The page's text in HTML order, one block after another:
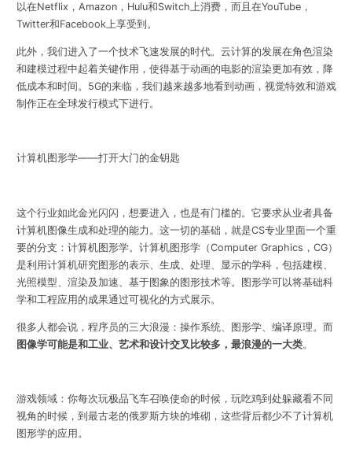
以在Netflix，Amazon，Hulu和Switch上消费，而且在YouTube，
Twitter和Facebook上享受到。
此外，我们进入了一个技术飞速发展的时代。云计算的发展在角色渲染
和建模过程中起着关键作用，使得基于动画的电影的渲染更加有效，降
低成本和时间。5G的来临，我们越来越多地看到动画，视觉特效和游戏
制作正在全球发行模式下进行。
计算机图形学——打开大门的金钥匙
这个行业如此金光闪闪，想要进入，也是有门槛的。它要求从业者具备
计算机图像生成和处理的能力。这一切的基础，就是CS专业里面一个重
要的分支：计算机图形学。 计算机图形学（Computer Graphics，CG）
是利用计算机研究图形的表示、生成、处理、显示的学科，包括建模、
光照模型、渲染及加速、基于图象的图形技术等。图形学可以将基础科
学和工程应用的成果通过可视化的方式展示。
很多人都会说，程序员的三大浪漫：操作系统、图形学、编译原理。而
图像学可能是和工业、艺术和设计交叉比较多，最浪漫的一大类。
游戏领域： 你每次玩极品飞车召唤使命的时候，玩吃鸡到处躲藏看不同
视角的时候，到最古老的俄罗斯方块的堆砌，这些背后都少不了计算机
图形学的应用。